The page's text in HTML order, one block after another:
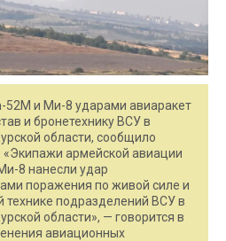
52М и Ми-8 ударами авиаракет
и бронетехнику ВСУ в
области, сообщило
«Экипажи армейской авиации
8 нанесли удар
поражения по живой силе и
технике подразделений ВСУ в
области», — говорится в
авиационных